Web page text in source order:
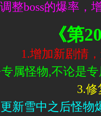
整boss的爆率，
《第
1.增加新剧情
属怪物,不论是
3.修
新雪中之后怪物